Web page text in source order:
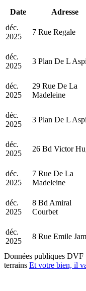
Date Adresse
déc.
2025
7 Rue Regale
déc.
2025
3 Plan De L
déc.
2025
29 Rue De La
Madeleine
déc.
2025
3 Plan De L
déc.
2025
26 Bd Victor
déc.
2025
7 Rue De La
Madeleine
déc.
2025
8 Bd Amiral
Courbet
déc.
2025
8 Rue Emile
Données publiques DVF
terrains Et votre bien, il